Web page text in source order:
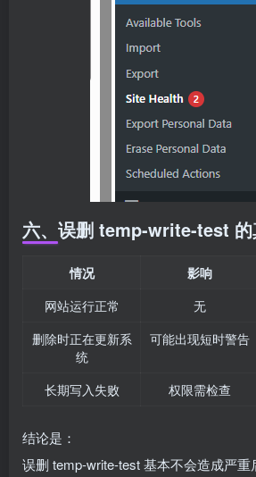
六、误删 temp-write-test 的
情况 影响
网站运行正常
无
删除时正在更新系
统
可能出现短时警告
长期写入失败 权限需检查
结论是：
误删 temp-write-test 基本不会造成严